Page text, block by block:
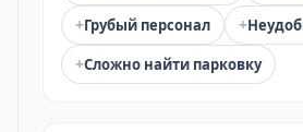
+Грубый персонал +
+Сложно найти парковку